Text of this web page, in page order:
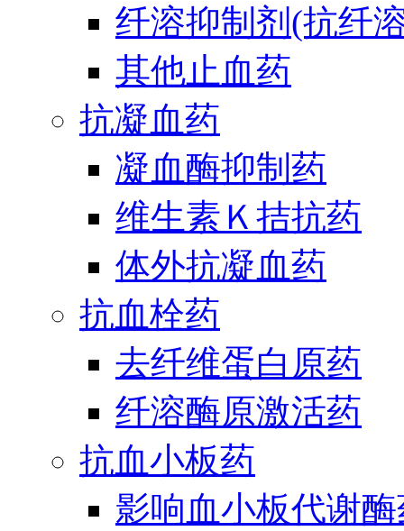
纤溶抑制剂(抗纤
其他止血药
抗凝血药
凝血酶抑制药
维生素Ｋ拮抗药
体外抗凝血药
抗血栓药
去纤维蛋白原药
纤溶酶原激活药
抗血小板药
影响血小板代谢